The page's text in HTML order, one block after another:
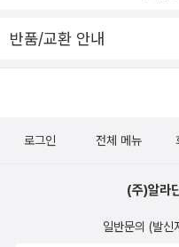
창의성에 적극적인 지지를 보인다. 우리는 천재적인 학생들의
언제나 거의 아물고, 또 그들
훌륭한 작품들을 만들어 훗
사실에서 위안을 얻는다. -139쪽 이는 헤세 자신이 겪은 일
인물이 될 거라고 기대하는
정받고, 다른 친구들보다 앞
일기처럼 느껴졌다. 소설은 허
야기라고 국어시간에 배웠다
다 맞아~그래 세상은 그렇더
어찌해야 하는지를 여전히
그러하고 이 세상에 존재하는
으로 삶을 설계하고 삶을 유
반품/교환 안내
로그인 전체 메뉴
(주)알라
일반문의 (발신